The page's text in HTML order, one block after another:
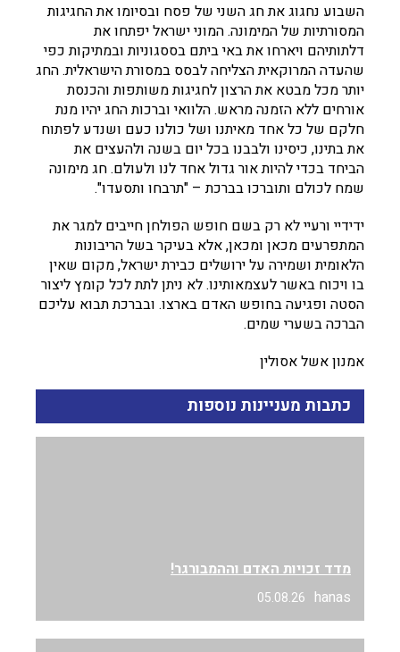
השבוע נחגוג את חג השני של פסח ובסיומו את החגיגות
המסורתיות של המימונה. המוני ישראל יפתחו את
דלתותיהם ויארחו את באי ביתם בססגוניות ובמתיקות כפי
שהעדה המרוקאית הצליחה לבסס במסורת הישראלית. החג
יותר מכל מבטא את הרצון לחגיגות משותפות והכנסת
אורחים ללא הזמנה מראש. הלוואי וברכות החג יהיו מנת
חלקם של כל אחד מאיתנו ושל כולנו כעם ושנדע לפתוח
את בתינו, כיסינו ולבבנו בכל יום בשנה ולהעצים את
הביחד בכדי להיות אור גדול אחד לנו ולעולם. חג מימונה
שמח לכולם ותוברכו בברכת – "תרבחו ותסעדו".
ידידיי ורעיי לא רק בשם חופש הפולחן חייבים למגר את
המתפרעים מכאן ומכאן, אלא בעיקר בשל הריבונות
הלאומית ושמירה על ירושלים כבירת ישראל, מקום שאין
בו ויכוח באשר לעצמאותינו. לא ניתן לתת לכל קומץ ליצור
הסטה ופגיעה בחופש האדם בארצו. ובברכת תבוא עליכם
הברכה בשערי שמים.
אמנון אשל אסולין
כתבות מעניינות נוספות
מדד זכויות האדם וההמבורגר!
hanas
05.08.26